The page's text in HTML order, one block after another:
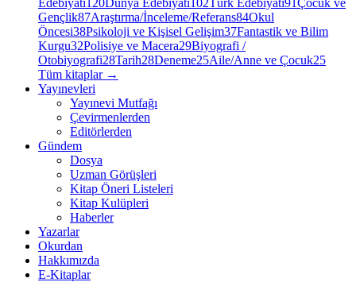
Gençlik87Araştırma/İnceleme/Referans84Okul
Öncesi38Psikoloji ve Kişisel Gelişim37Fantastik ve Bilim
Kurgu32Polisiye ve Macera29Biyografi /
Otobiyografi28Tarih28Deneme25Aile/Anne ve Çocuk25
Tüm kitaplar →
Yayınevleri
Yayınevi Mutfağı
Çevirmenlerden
Editörlerden
Gündem
Dosya
Uzman Görüşleri
Kitap Öneri Listeleri
Kitap Kulüpleri
Haberler
Yazarlar
Okurdan
Hakkımızda
E-Kitaplar